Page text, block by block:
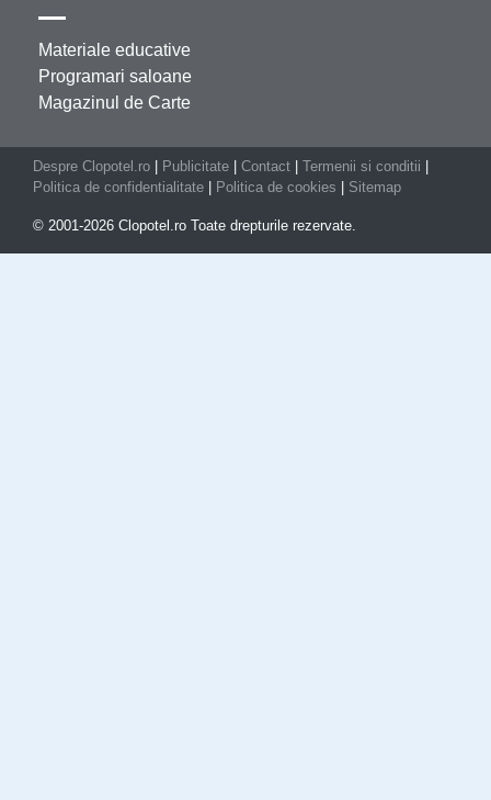
Materiale educative
Programari saloane
Magazinul de Carte
Despre Clopotel.ro Publicitate Contact Termenii si conditii
Politica de confidentialitate
Politica de cookies Sitemap
© 2001-2026 Clopotel.ro Toate drepturile rezervate.